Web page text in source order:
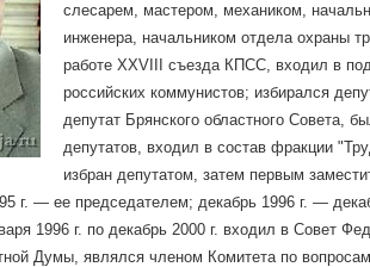
слесарем, мастером, механиком,
инженера, начальником отдела охраны
работе XXVIII съезда КПСС, входил в
российских коммунистов; избирался
депутат Брянского областного Совета,
депутатов, входил в состав фракции
избран депутатом, затем первым
г. — ее председателем; декабрь 1996 г. —
1996 г. по декабрь 2000 г. входил в Совет
Думы, являлся членом Комитета по